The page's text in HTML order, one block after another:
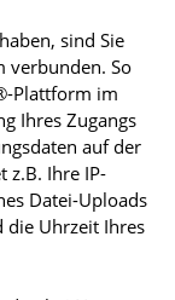
sind Sie
verbunden. So
Plattform im
Ihres Zugangs
auf der
z.B. Ihre IP-
Datei-Uploads
die Uhrzeit Ihres